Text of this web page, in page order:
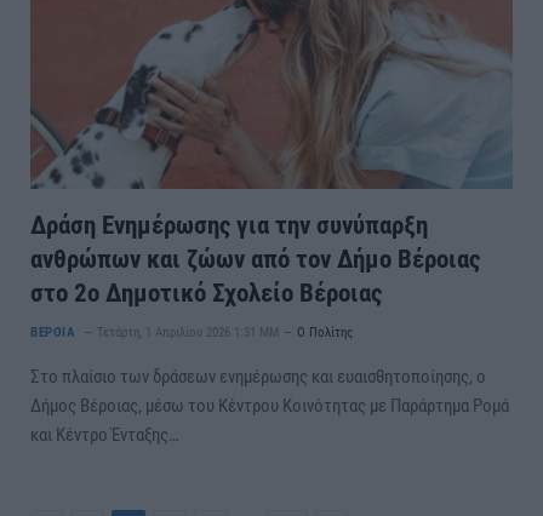
Δράση Ενημέρωσης για την συνύπαρξη
ανθρώπων και ζώων από τον Δήμο Βέροιας
στο 2ο Δημοτικό Σχολείο Βέροιας
ΒΕΡΟΙΑ Τετάρτη, 1 Απριλίου 2026 1:31 ΜΜ Ο Πολίτης
Στο πλαίσιο των δράσεων ενημέρωσης και ευαισθητοποίησης, ο
Δήμος Βέροιας, μέσω του Κέντρου Κοινότητας με Παράρτημα Ρομά
και Κέντρο Ένταξης…